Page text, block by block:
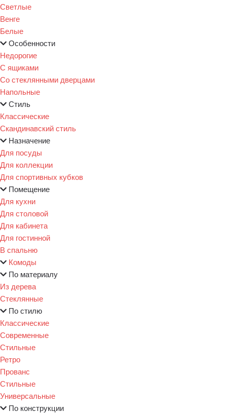
Светлые
Венге
Белые
Особенности
Недорогие
С ящиками
Со стеклянными дверцами
Напольные
Стиль
Классические
Скандинавский стиль
Назначение
Для посуды
Для коллекции
Для спортивных кубков
Помещение
Для кухни
Для столовой
Для кабинета
Для гостинной
В спальню
Комоды
По материалу
Из дерева
Стеклянные
По стилю
Классические
Современные
Стильные
Ретро
Прованс
Стильные
Универсальные
По конструкции